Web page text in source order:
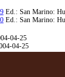
Ed.: San Marino:
Ed.: San Marino:
04-25
04-25